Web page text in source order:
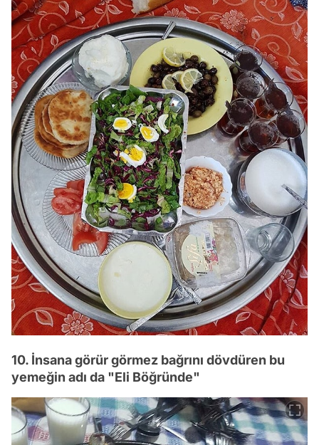
10. İnsana görür görmez bağrını dövdüren bu
yemeğin adı da "Eli Böğründe"